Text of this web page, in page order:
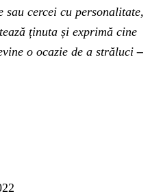
sau cercei cu personalitate,
ținuta și exprimă cine
o ocazie de a străluci –